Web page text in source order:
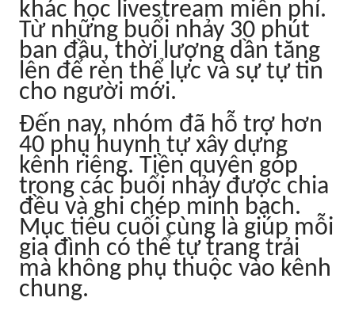
khác học livestream miễn phí.
Từ những buổi nhảy 30 phút
ban đầu, thời lượng dần tăng
lên để rèn thể lực và sự tự tin
cho người mới.
Đến nay, nhóm đã hỗ trợ hơn
40 phụ huynh tự xây dựng
kênh riêng. Tiền quyên góp
trong các buổi nhảy được chia
đều và ghi chép minh bạch.
Mục tiêu cuối cùng là giúp mỗi
gia đình có thể tự trang trải
mà không phụ thuộc vào kênh
chung.